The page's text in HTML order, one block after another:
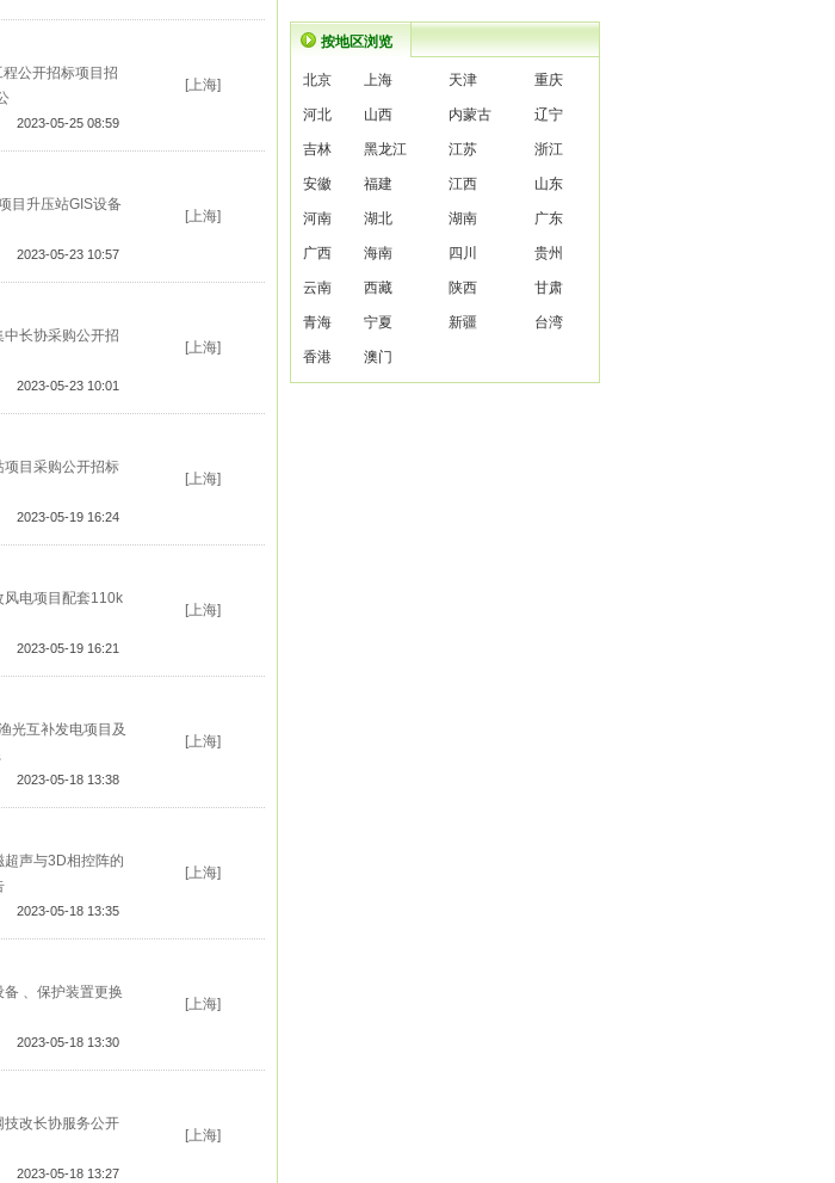
公开招标项目招
2023-05-25 08:59
[上海]
目升压站GIS设备
2023-05-23 10:57
[上海]
长协采购公开招
2023-05-23 10:01
[上海]
目采购公开招标
2023-05-19 16:24
[上海]
风电项目配套110k
2023-05-19 16:21
[上海]
光互补发电项目及
2023-05-18 13:38
[上海]
声与3D相控阵的
2023-05-18 13:35
[上海]
、保护装置更换
2023-05-18 13:30
[上海]
改长协服务公开
2023-05-18 13:27
[上海]
按地区浏览
北京 上海 天津 重庆
河北 山西 内蒙古 辽宁
吉林 黑龙江 江苏 浙江
安徽 福建 江西 山东
河南 湖北 湖南 广东
广西 海南 四川 贵州
云南 西藏 陕西 甘肃
青海 宁夏 新疆 台湾
香港 澳门